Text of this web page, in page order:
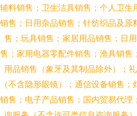
辅料销售；卫生洁具销售；个人卫
销售；日用杂品销售；针纺织品及
售；玩具销售；家居用品销售；日
售；家用电器零配件销售；渔具销
用品销售（象牙及其制品除外）；
（不含隐形眼镜）；通信设备销售
销售；电子产品销售；国内贸易代